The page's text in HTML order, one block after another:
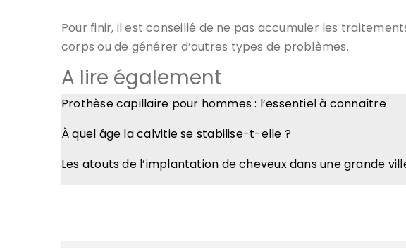
Pour finir, il est conseillé de ne pas accumuler les
corps ou de générer d’autres types de problèmes.
A lire également
Prothèse capillaire pour hommes : l’essentiel à connaître
À quel âge la calvitie se stabilise-t-elle ?
Les atouts de l’implantation de cheveux dans une grande